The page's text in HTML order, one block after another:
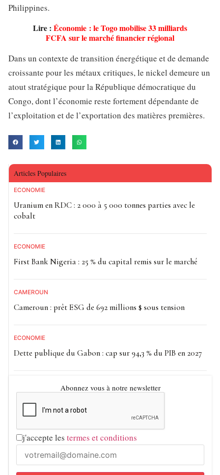
Philippines.
Lire : Économie : le Togo mobilise 33 milliards
FCFA sur le marché financier régional
Dans un contexte de transition énergétique et de demande
croissante pour les métaux critiques, le nickel demeure un
atout stratégique pour la République démocratique du
Congo, dont l’économie reste fortement dépendante de
l’exploitation et de l’exportation des matières premières.
Articles Populaires
ECONOMIE
Uranium en RDC : 2 000 à 5 000 tonnes parties avec le
cobalt
ECONOMIE
First Bank Nigeria : 25 % du capital remis sur le marché
CAMEROUN
Cameroun : prêt ESG de 692 millions $ sous tension
ECONOMIE
Dette publique du Gabon : cap sur 94,3 % du PIB en 2027
Abonnez vous à notre newsletter
j'accepte les termes et conditions